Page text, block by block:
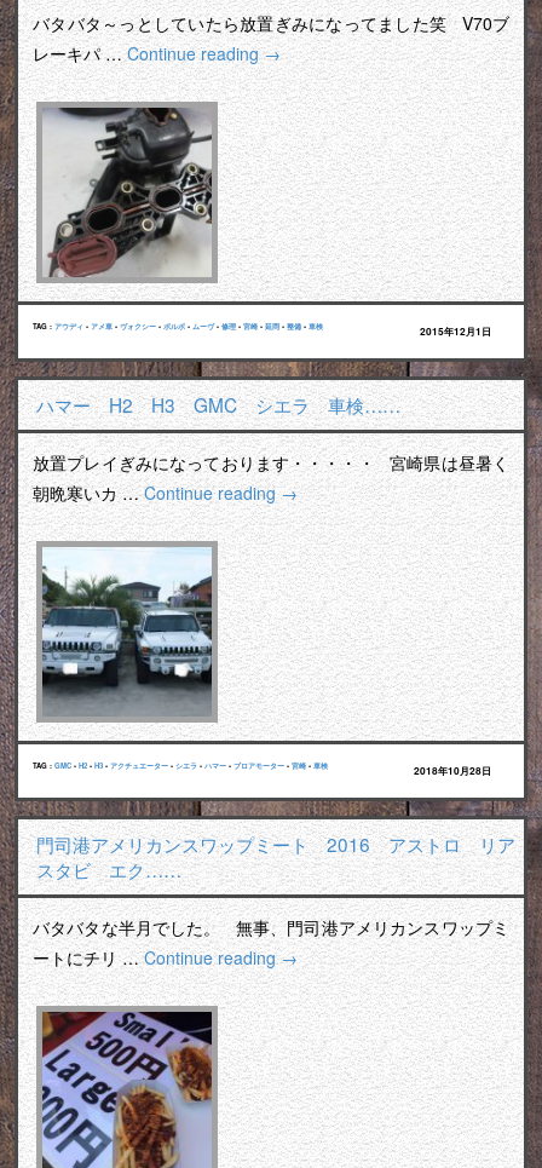
バタバタ～っとしていたら放置ぎみになってました笑 V70ブ
レーキパ …Continue reading→
TAG : アウディ • アメ車 • ヴォクシー • ボルボ • ムーヴ• 修理 • 宮崎 • 延岡 • 整備 • 車検 2015年12月1日
ハマー H2 H3 GMC シエラ 車検……
放置プレイぎみになっております・・・・・ 宮崎県は昼暑く
朝晩寒いカ …Continue reading→
TAG : GMC • H2 • H3 • アクチュエーター • シエラ • ハマー • ブロアモーター • 宮崎 • 車検 2018年10月28日
門司港アメリカンスワップミート 2016 アストロ リア
スタビ エク……
バタバタな半月でした。 無事、門司港アメリカンスワップミ
ートにチリ …Continue reading→